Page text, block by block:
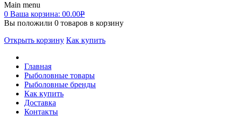
Main menu
0 Ваша корзина: 00.00Р
Вы положили 0 товаров в корзину
Открыть корзину Как купить
Главная
Рыболовные товары
Рыболовные бренды
Как купить
Доставка
Контакты